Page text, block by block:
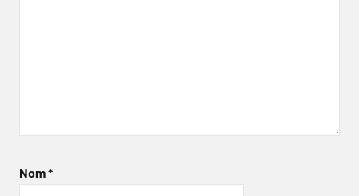
Nom*